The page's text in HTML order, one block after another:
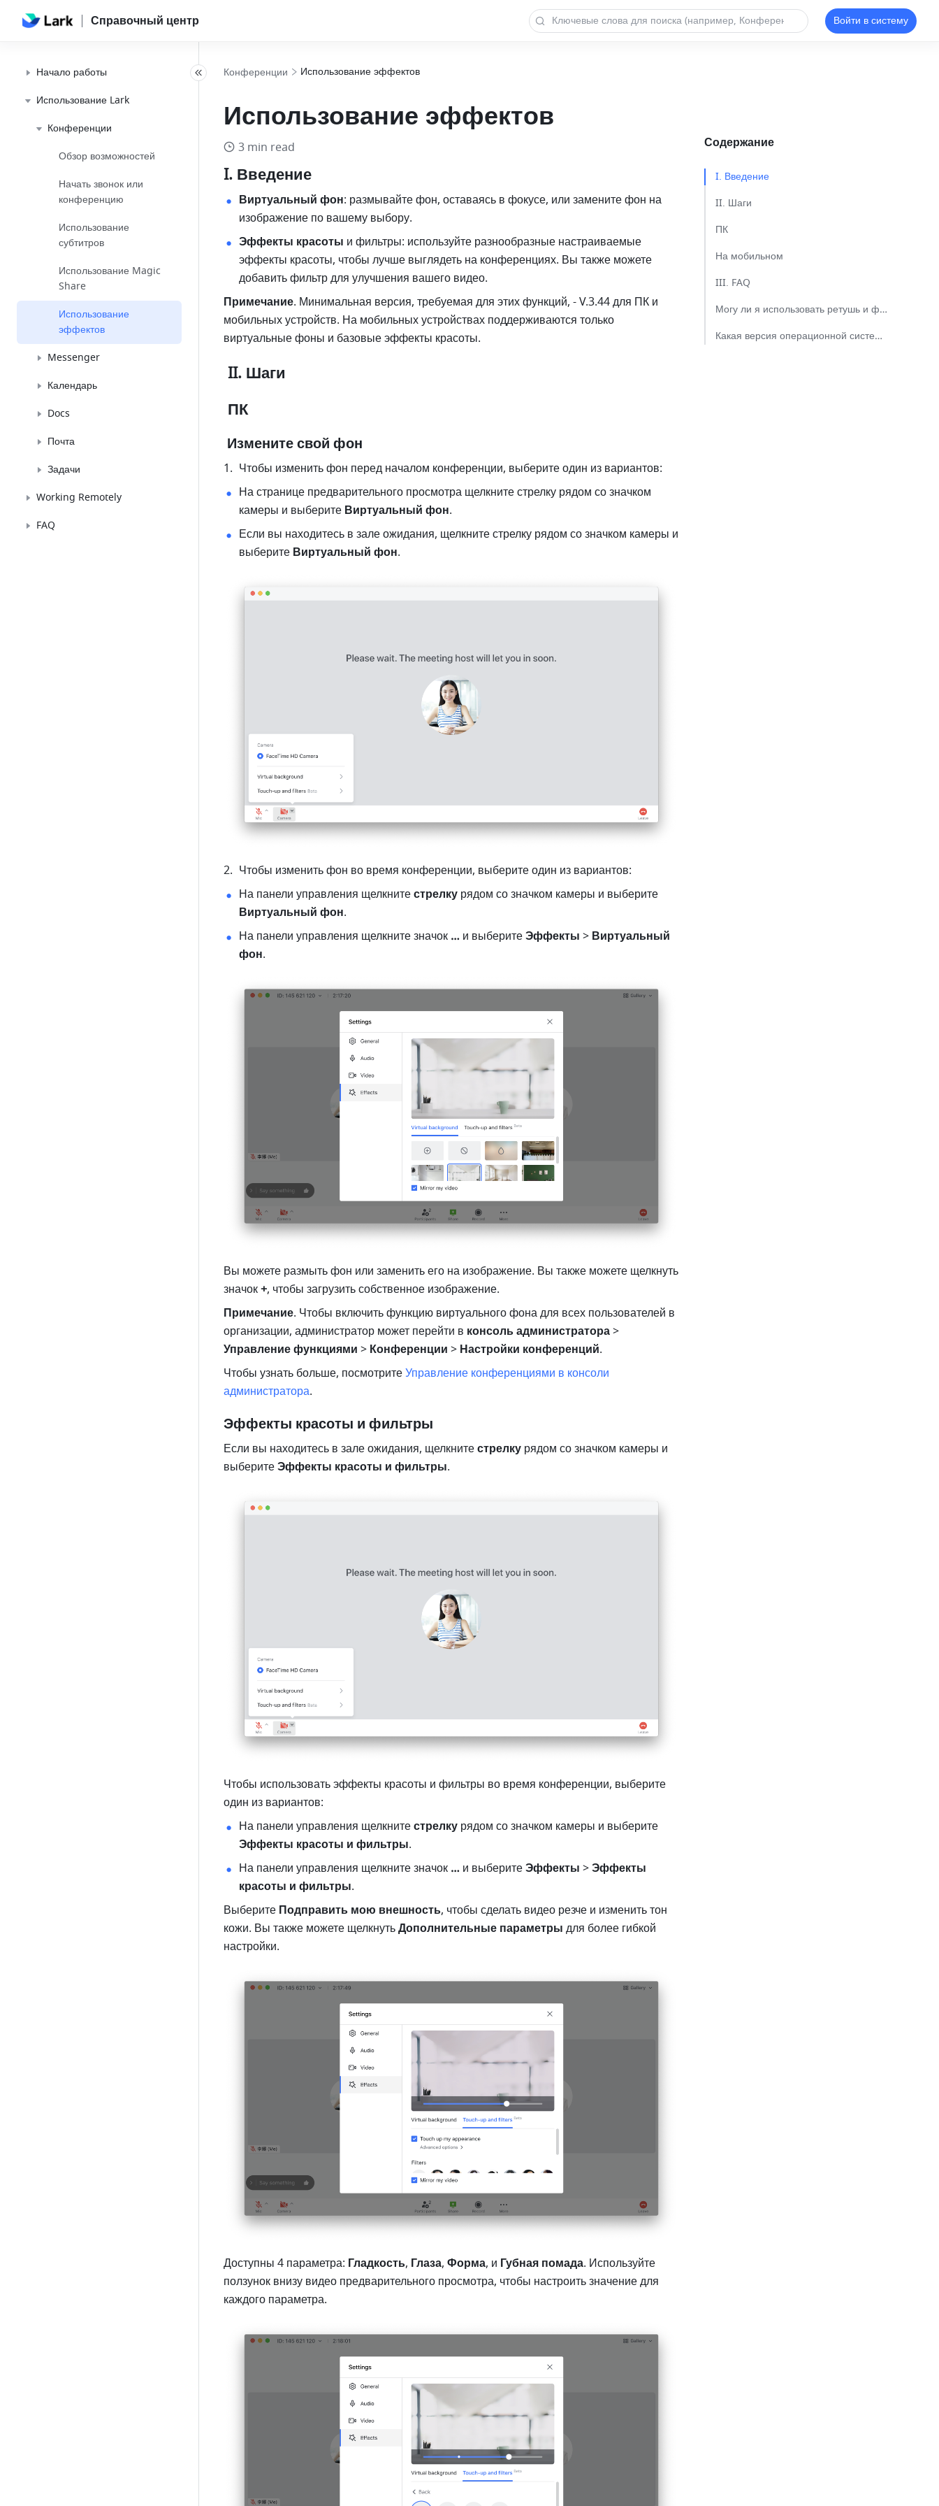
Справочный центр Войти в систему
Начало работы
Использование Lark
Конференции
Обзор возможностей
Начать звонок или
конференцию
Использование
субтитров
Использование Magic
Share
Использование
эффектов
Messenger
Календарь
Docs
Почта
Задачи
Working Remotely
FAQ
Конференции Использование эффектов
Использование эффектов
3 min read
I. Введение
Виртуальный фон: размывайте фон, оставаясь в фокусе, или замените фон на
изображение по вашему выбору.
Эффекты красоты и фильтры: используйте разнообразные настраиваемые
эффекты красоты, чтобы лучше выглядеть на конференциях. Вы также можете
добавить фильтр для улучшения вашего видео.
Примечание. Минимальная версия, требуемая для этих функций, - V.3.44 для ПК и
мобильных устройств. На мобильных устройствах поддерживаются только
виртуальные фоны и базовые эффекты красоты.
II. Шаги
ПК
Измените свой фон
Чтобы изменить фон перед началом конференции, выберите один из вариантов:
На странице предварительного просмотра щелкните стрелку рядом со значком
камеры и выберите Виртуальный фон.
Если вы находитесь в зале ожидания, щелкните стрелку рядом со значком камеры и
выберите Виртуальный фон.
Чтобы изменить фон во время конференции, выберите один из вариантов:
На панели управления щелкните стрелку
Виртуальный фон.
На панели управления щелкните значок … и выберите Эффекты > Виртуальный
фон.
Вы можете размыть фон или заменить его на изображение. Вы также можете щелкнуть
значок +, чтобы загрузить собственное изображение.
Примечание. Чтобы включить функцию виртуального фона для всех пользователей в
организации, администратор может перейти в консоль администратора
Управление функциями > Конференции > Настройки конференций.
Чтобы узнать больше, посмотрите Управление конференциями в консоли
администратора.
Эффекты красоты и фильтры
Если вы находитесь в зале ожидания, щелкните стрелку рядом со значком камеры и
выберите Эффекты красоты и фильтры.
Чтобы использовать эффекты красоты и фильтры во время конференции, выберите
один из вариантов:
На панели управления щелкните стрелку
Эффекты красоты и фильтры.
На панели управления щелкните значок … и выберите Эффекты > Эффекты
красоты и фильтры.
Выберите Подправить мою внешность, чтобы сделать видео резче и изменить тон
кожи. Вы также можете щелкнуть Дополнительные параметры для более гибкой
настройки.
Доступны 4 параметра: Гладкость, Глаза, Форма, и Губная помада. Используйте
ползунок внизу видео предварительного просмотра, чтобы настроить значение для
каждого параметра.
Содержание
I. Введение​
II. Шаги​
ПК​
На мобильном​
III. FAQ​
Могу ли я использовать ретушь и фильтр одновременно?​
Какая версия операционной системы требуется для использования эффектов?​